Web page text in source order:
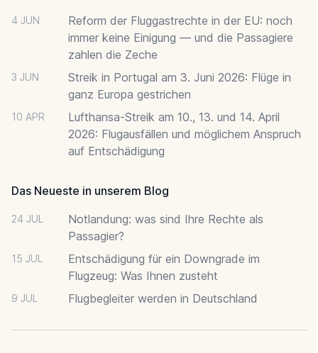
4 JUN
Reform der Fluggastrechte in der EU: noch
immer keine Einigung — und die Passagiere
zahlen die Zeche
3 JUN
Streik in Portugal am 3. Juni 2026: Flüge in
ganz Europa gestrichen
10 APR
Lufthansa-Streik am 10., 13. und 14. April
2026: Flugausfällen und möglichem Anspruch
auf Entschädigung
Das Neueste in unserem Blog
24 JUL
Notlandung: was sind Ihre Rechte als
Passagier?
15 JUL
Entschädigung für ein Downgrade im
Flugzeug: Was Ihnen zusteht
9 JUL Flugbegleiter werden in Deutschland